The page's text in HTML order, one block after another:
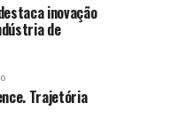
inovação
de
Trajetória